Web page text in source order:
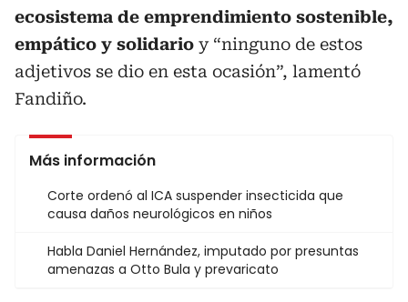
ecosistema de emprendimiento sostenible,
empático y solidario y “ninguno de estos
adjetivos se dio en esta ocasión”, lamentó
Fandiño.
Más información
Corte ordenó al ICA suspender insecticida que
causa daños neurológicos en niños
Habla Daniel Hernández, imputado por presuntas
amenazas a Otto Bula y prevaricato